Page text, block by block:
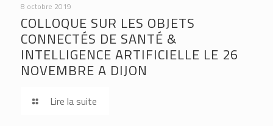
8 octobre 2019
COLLOQUE SUR LES OBJETS
CONNECTÉS DE SANTÉ &
INTELLIGENCE ARTIFICIELLE LE 26
NOVEMBRE A DIJON
Lire la suite